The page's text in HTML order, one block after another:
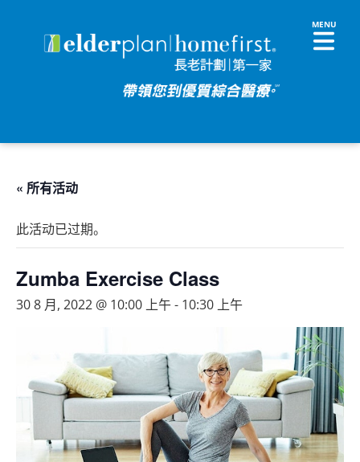
« 所有活动
此活动已过期。
Zumba Exercise Class
30 8 月, 2022 @ 10:00 上午- 10:30 上午